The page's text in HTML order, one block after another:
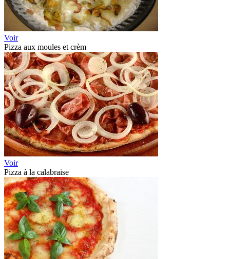
Voir
Pizza aux moules et crèm
Voir
Pizza à la calabraise